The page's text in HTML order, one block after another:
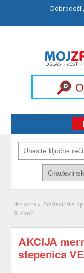
Dobrodošli,
Naslovna » Građevinska
30 € m2
AKCIJA
stepenica